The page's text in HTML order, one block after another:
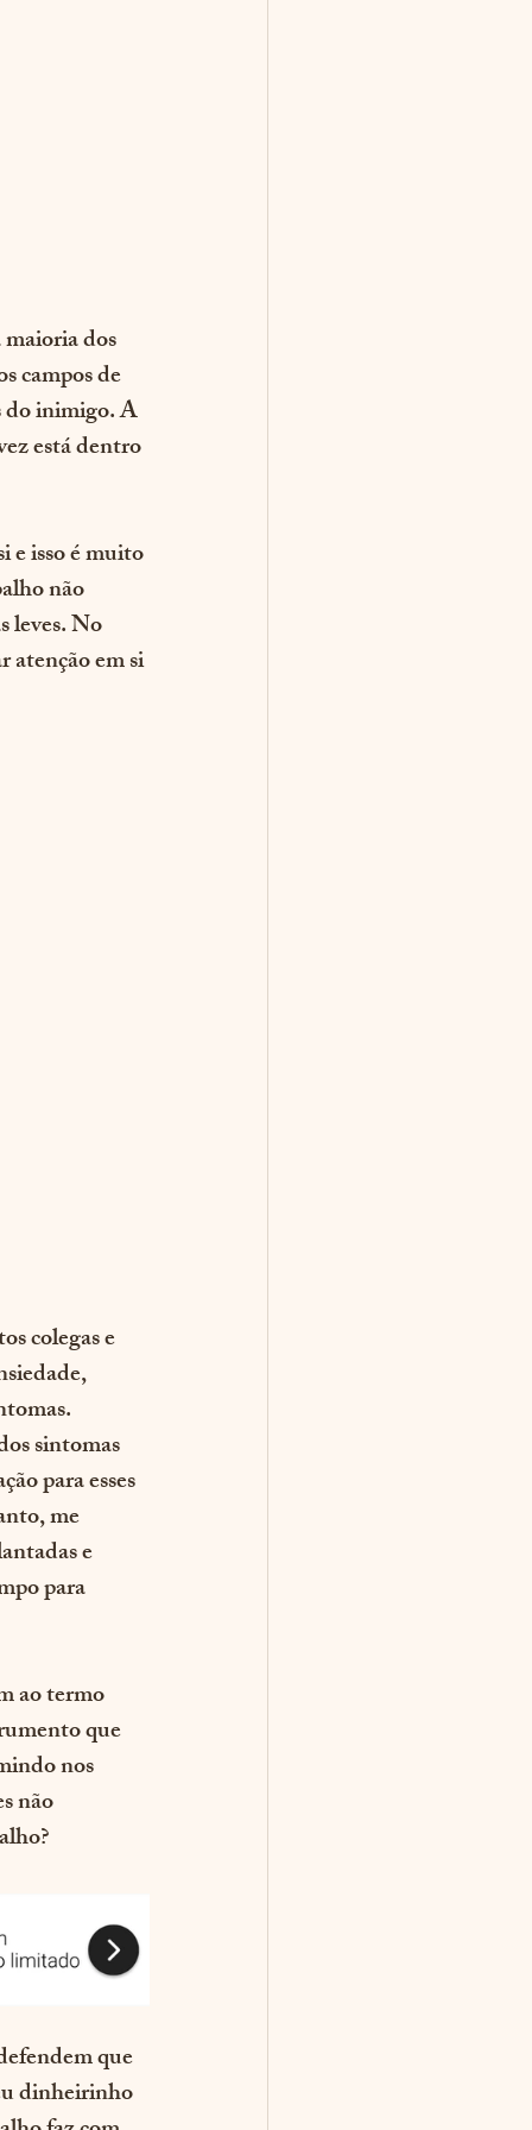
dos
campos de
do inimigo. A
está dentro
e isso é muito
não
leves. No
atenção em si
colegas e
sintomas
para esses
me
e
para
ao termo
que
nos
não
que
dinheirinho